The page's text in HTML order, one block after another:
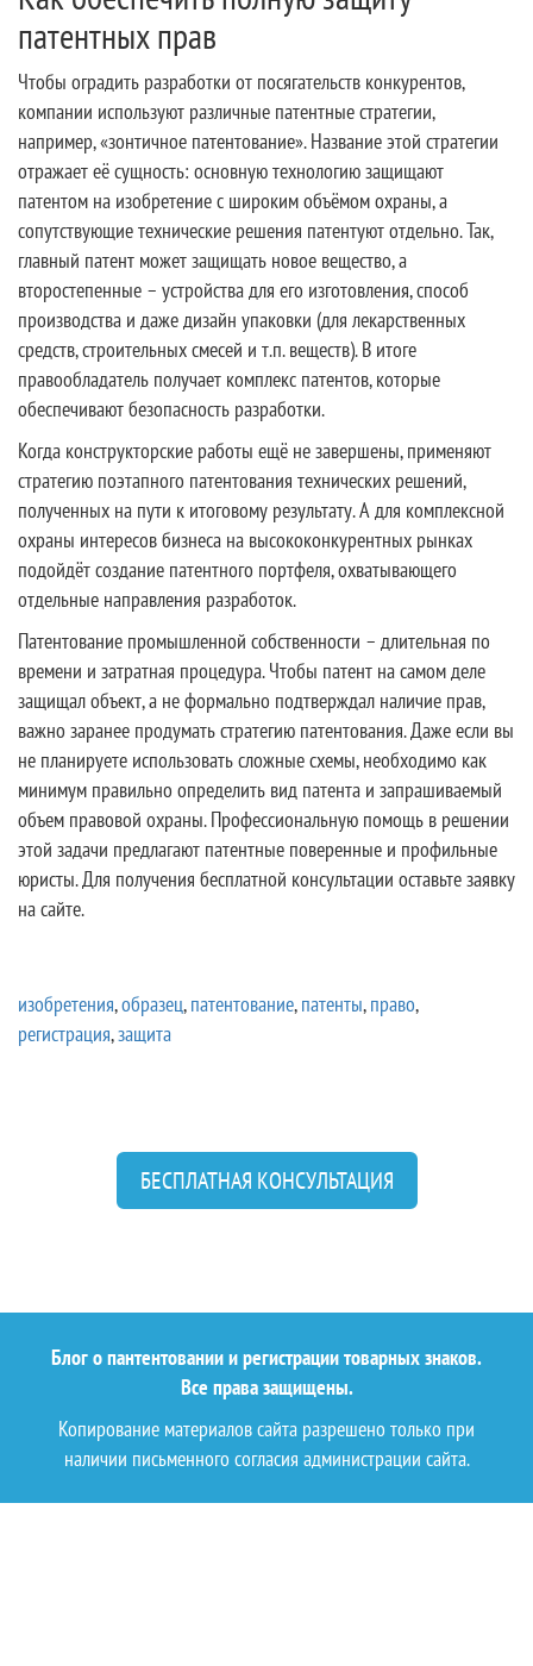
патентных прав
Чтобы оградить разработки от посягательств конкурентов,
компании используют различные патентные стратегии,
например, «зонтичное патентование». Название этой стратегии
отражает её сущность: основную технологию защищают
патентом на изобретение с широким объёмом охраны, а
сопутствующие технические решения патентуют отдельно. Так,
главный патент может защищать новое вещество, а
второстепенные – устройства для его изготовления, способ
производства и даже дизайн упаковки (для лекарственных
средств, строительных смесей и т.п. веществ). В итоге
правообладатель получает комплекс патентов, которые
обеспечивают безопасность разработки.
Когда конструкторские работы ещё не завершены, применяют
стратегию поэтапного патентования технических решений,
полученных на пути к итоговому результату. А для комплексной
охраны интересов бизнеса на высококонкурентных рынках
подойдёт создание патентного портфеля, охватывающего
отдельные направления разработок.
Патентование промышленной собственности – длительная по
времени и затратная процедура. Чтобы патент на самом деле
защищал объект, а не формально подтверждал наличие прав,
важно заранее продумать стратегию патентования. Даже если вы
не планируете использовать сложные схемы, необходимо как
минимум правильно определить вид патента и запрашиваемый
объем правовой охраны. Профессиональную помощь в решении
этой задачи предлагают патентные поверенные и профильные
юристы. Для получения бесплатной консультации оставьте заявку
на сайте.
изобретения,образец,патентование,патенты,право,
регистрация,защита
БЕСПЛАТНАЯ КОНСУЛЬТАЦИЯ
Блог о пантентовании и регистрации товарных знаков.
Все права защищены.
Копирование материалов сайта разрешено только при
наличии письменного согласия администрации сайта.